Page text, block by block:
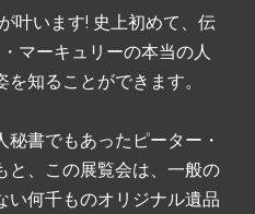
叶います! 史上初めて、伝
マーキュリーの本当の人
知ることができます。
書でもあったピーター・
と、この展覧会は、一般の
い何千ものオリジナル遺品